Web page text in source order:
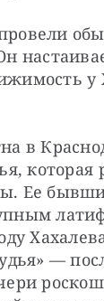
у
в
которая
Ее
—